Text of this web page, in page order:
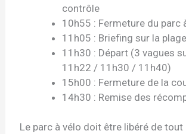
contrôle
10h55 : Fermeture du parc
11h05 : Briefing sur la
11h30 : Départ (3 vagues
11h22 / 11h30 / 11h40)
15h00 : Fermeture de la
14h30 : Remise des
Le parc à vélo doit être libéré de